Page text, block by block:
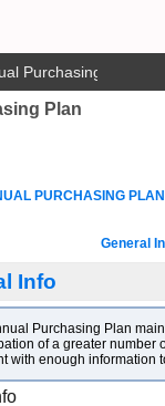
Purchasing Plan
Plan
PURCHASING PLAN
General
Info
Purchasing Plan
of a greater number
with enough information